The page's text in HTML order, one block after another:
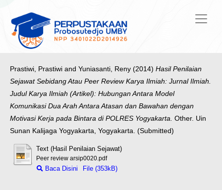
Prastiwi, Prastiwi and Yuniasanti, Reny (2014) Hasil Penilaian
Sejawat Sebidang Atau Peer Review Karya Ilmiah: Jurnal Ilmiah.
Judul Karya Ilmiah (Artikel): Hubungan Antara Model
Komunikasi Dua Arah Antara Atasan dan Bawahan dengan
Motivasi Kerja pada Bintara di POLRES Yogyakarta. Other. Uin
Sunan Kalijaga Yogyakarta, Yogyakarta. (Submitted)
Text (Hasil Penilaian Sejawat)
Peer review arsip0020.pdf
Baca Disini File (353kB)